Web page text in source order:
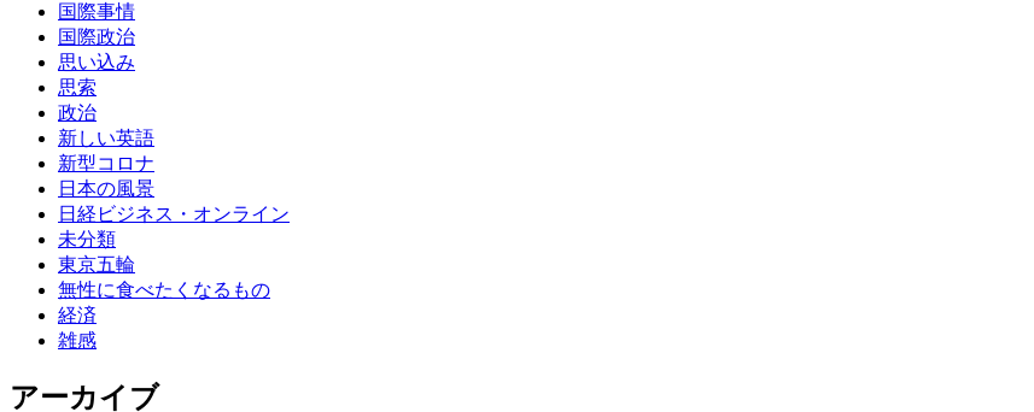
国際事情
国際政治
思い込み
思索
政治
新しい英語
新型コロナ
日本の風景
日経ビジネス・オンライン
未分類
東京五輪
無性に食べたくなるもの
経済
雑感
アーカイブ